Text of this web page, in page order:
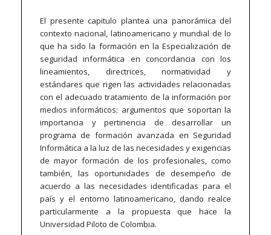
El presente capitulo plantea una panorámica del
contexto nacional, latinoamericano y mundial de lo
que ha sido la formación en la Especialización de
seguridad informática en concordancia con los
lineamientos, directrices, normatividad y
estándares que rigen las actividades relacionadas
con el adecuado tratamiento de la información por
medios informáticos; argumentos que soportan la
importancia y pertinencia de desarrollar un
programa de formación avanzada en Seguridad
Informática a la luz de las necesidades y exigencias
de mayor formación de los profesionales, como
también, las oportunidades de desempeño de
acuerdo a las necesidades identificadas para el
país y el entorno latinoamericano, dando realce
particularmente a la propuesta que hace la
Universidad Piloto de Colombia.